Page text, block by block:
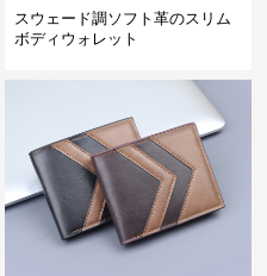
スウェード調ソフト革のスリム
ボディウォレット